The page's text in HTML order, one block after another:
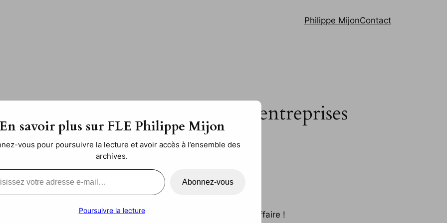
Philippe MijonContact
classe pour les cours en entreprises
cours en entreprises pourVOILÀ . Ce n’est pas une mince affaire !
savoir plus sur FLE Philippe Mijon
vous pour poursuivre la lecture et avoir accès à l’ensemble des
archives.
Abonnez-vous
Poursuivre la lecture